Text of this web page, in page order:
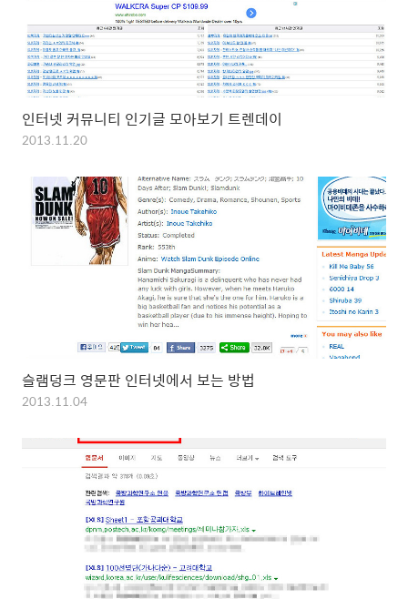
인터넷 커뮤니티 인기글 모아보기 트렌데이
2013.11.20
슬램덩크 영문판 인터넷에서 보는 방법
2013.11.04